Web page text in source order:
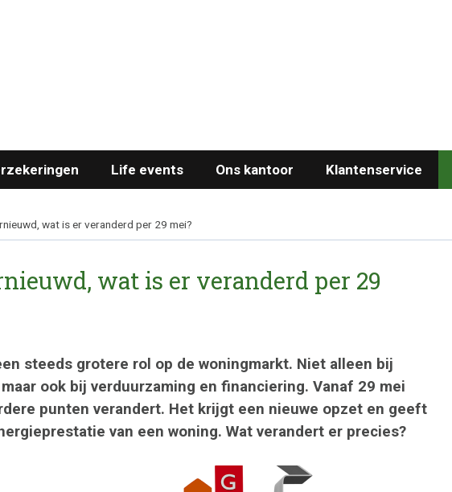
Life events Ons kantoor Klantenservice
wat is er veranderd per 29 mei?
wat is er veranderd per 29
steeds grotere rol op de woningmarkt. Niet alleen bij
ook bij verduurzaming en financiering. Vanaf 29 mei
punten verandert. Het krijgt een nieuwe opzet en geeft
van een woning. Wat verandert er precies?